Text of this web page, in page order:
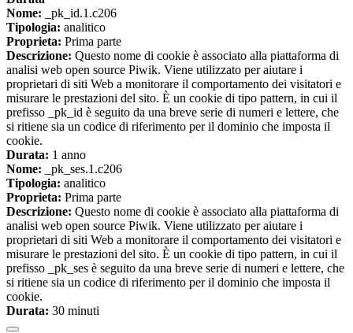
Nome: _pk_id.1.c206
Tipologia: analitico
Proprieta: Prima parte
Descrizione: Questo nome di cookie è associato alla piattaforma di
analisi web open source Piwik. Viene utilizzato per aiutare i
proprietari di siti Web a monitorare il comportamento dei visitatori e
misurare le prestazioni del sito. È un cookie di tipo pattern, in cui il
prefisso _pk_id è seguito da una breve serie di numeri e lettere, che
si ritiene sia un codice di riferimento per il dominio che imposta il
cookie.
Durata: 1 anno
Nome: _pk_ses.1.c206
Tipologia: analitico
Proprieta: Prima parte
Descrizione: Questo nome di cookie è associato alla piattaforma di
analisi web open source Piwik. Viene utilizzato per aiutare i
proprietari di siti Web a monitorare il comportamento dei visitatori e
misurare le prestazioni del sito. È un cookie di tipo pattern, in cui il
prefisso _pk_ses è seguito da una breve serie di numeri e lettere, che
si ritiene sia un codice di riferimento per il dominio che imposta il
cookie.
Durata: 30 minuti